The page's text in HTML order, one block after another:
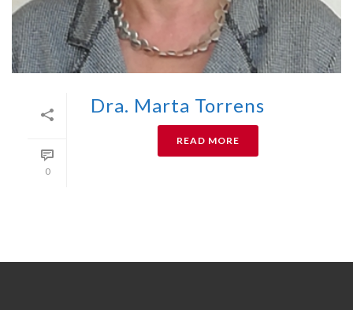
0
Dra. Marta Torrens
READ MORE